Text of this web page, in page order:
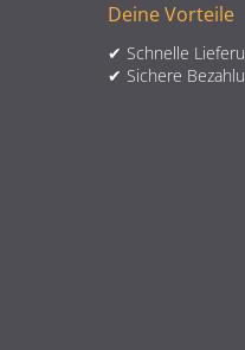
Deine Vorteile
✔ Schnelle
✔ Sichere